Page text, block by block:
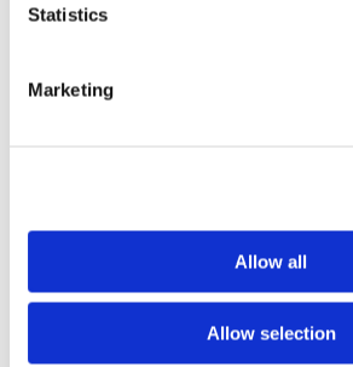
Statistics
Marketing
Allow all
Allow selection